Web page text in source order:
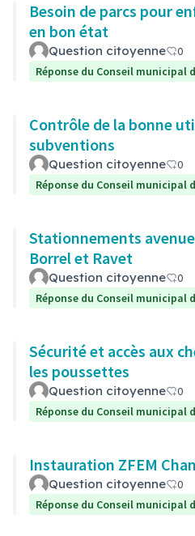
Besoin de parcs pour
en bon état
Question citoyenne
0
Réponse du Conseil municipal
Contrôle de la bonne
subventions
Question citoyenne
0
Réponse du Conseil municipal
Stationnements
Borrel et Ravet
Question citoyenne
0
Réponse du Conseil municipal
Sécurité et accès aux
les poussettes
Question citoyenne
0
Réponse du Conseil municipal
Instauration ZFEM
Question citoyenne
0
Réponse du Conseil municipal